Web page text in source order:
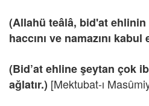
(Allahü teâlâ, bid'at ehlinin
haccını ve namazını kabul
(Bid’at ehline şeytan çok
ağlatır.) [Mektubat-ı